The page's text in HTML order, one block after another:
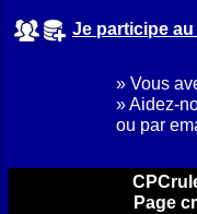
Je participe au
» Vous
» Aidez-
ou par
Page